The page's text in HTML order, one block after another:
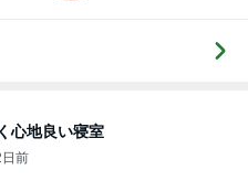
心地良い寝室
前